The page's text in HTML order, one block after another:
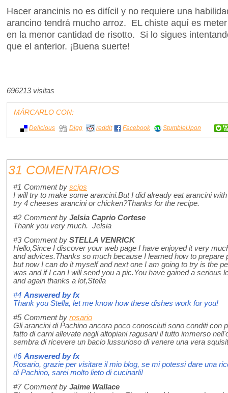
Hacer arancinis no es difícil y no requiere una
arancino tendrá mucho arroz. EL chiste aquí es
en la menor cantidad de risotto. Si lo sigues
que el anterior. ¡Buena suerte!
696213 visitas
MÁRCARLO CON:
Delicious Digg reddit Facebook StumbleUpon
31 COMENTARIOS
#1 Comment by scips
I will try to make some arancini.But I did already eat arancini
try 4 cheeses arancini or chicken?Thanks for the recipe.
#2 Comment by Jelsia Caprio Cortese
Thank you very much. Jelsia
#3 Comment by STELLA VENRICK
Hello,Since I discover your web page I have enjoyed it very
and advices.Thanks so much because I learned how to prepare
but now I can do it myself and next one I am going to try is the
was and if I can I will send you a pic.You have gained a serious
and again thanks a lot,Stella
#4 Answered byfx
Thank you Stella, let me know how these dishes work for you!
#5 Comment by rosario
Gli arancini di Pachino ancora poco conosciuti sono conditi con
fatto di carni allevate negli altopiani ragusani il tutto immerso
sembra di ricevere un bacio lussurioso di venere una vera
#6 Answered byfx
Rosario, grazie per visitare il mio blog, se mi potessi dare una
di Pachino, sarei molto lieto di cucinarli!
#7 Comment by Jaime Wallace